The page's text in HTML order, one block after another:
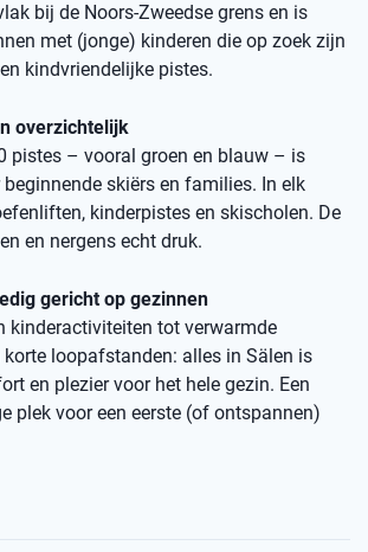
bij de Noors-Zweedse grens en is
met (jonge) kinderen die op zoek zijn
kindvriendelijke pistes.
overzichtelijk
pistes – vooral groen en blauw – is
skiërs en families. In elk
kinderpistes en skischolen. De
en nergens echt druk.
gericht op gezinnen
kinderactiviteiten tot verwarmde
loopafstanden: alles in Sälen is
en plezier voor het hele gezin. Een
plek voor een eerste (of ontspannen)